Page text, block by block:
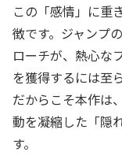
この「感情」に重
徴です。ジャンプ
ローチが、熱心な
を獲得するには至
だからこそ本作は
動を凝縮した「隠
す。